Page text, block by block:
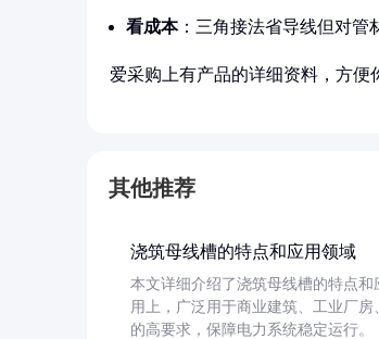
看成本：三角接法省导线但对管
爱采购上有产品的详细资料，方便
其他推荐
浇筑母线槽的特点和应用领域
本文详细介绍了浇筑母线槽的特点
用上，广泛用于商业建筑、工业厂
的高要求，保障电力系统稳定运行。